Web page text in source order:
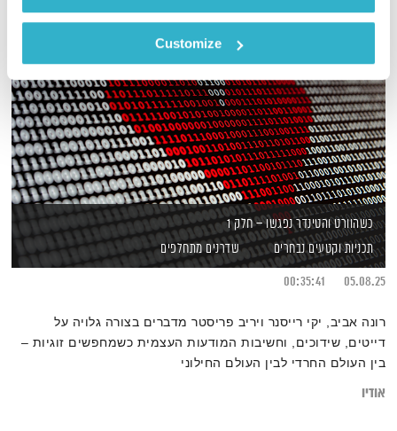
Customize
כשהוורט והטינדר נפגשו – חלק 1
תכניות וקטעים נבחרים
שדרנים מתחלפים
05.08.25
00:35:41
רונה אביב, יקי רייסנר ויריב פריסטר מדברים בצורה גלויה על
דייטים, שידוכים, וחשיבות המודעות העצמית כשמחפשים זוגיות –
בין העולם החרדי לבין העולם החילוני
אודיו